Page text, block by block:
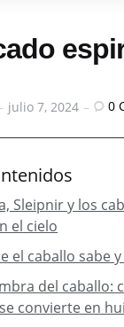
julio 7, 2024 0
Sleipnir y los
el cielo
el caballo sabe
del caballo:
convierte en